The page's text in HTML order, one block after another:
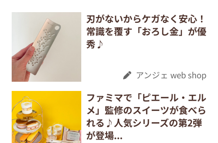
刃がないからケガなく安心！
常識を覆す「おろし金」が優
秀♪
アンジェ web shop
ファミマで「ピエール・エル
メ」監修のスイーツが食べら
れる♪人気シリーズの第2弾
が登場...